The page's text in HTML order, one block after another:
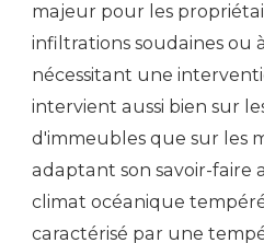
majeur pour les
infiltrations soudaines ou
nécessitant une
intervient aussi bien sur
d'immeubles que sur les
adaptant son savoir-faire
climat océanique
caractérisé par une